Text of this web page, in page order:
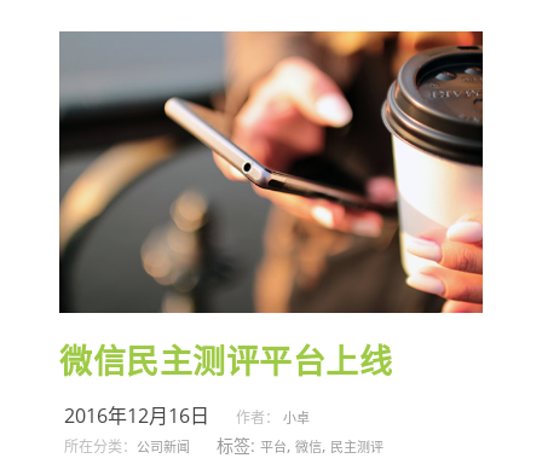
微信民主测评平台上线
2016年12月16日 作者： 小卓
所在分类： 公司新闻 标签: 平台, 微信, 民主测评